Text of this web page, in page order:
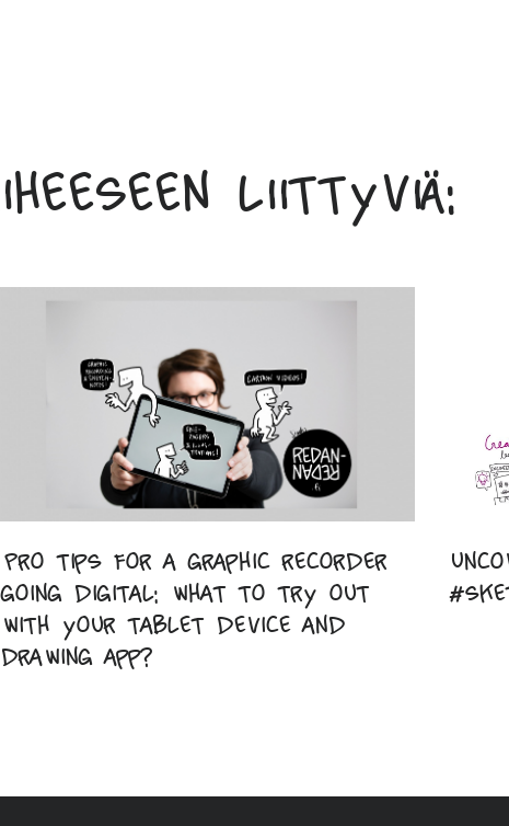
liittyviä:
Pro tips for a graphic recorder
going digital: what to try out
with your tablet device and
drawing app?